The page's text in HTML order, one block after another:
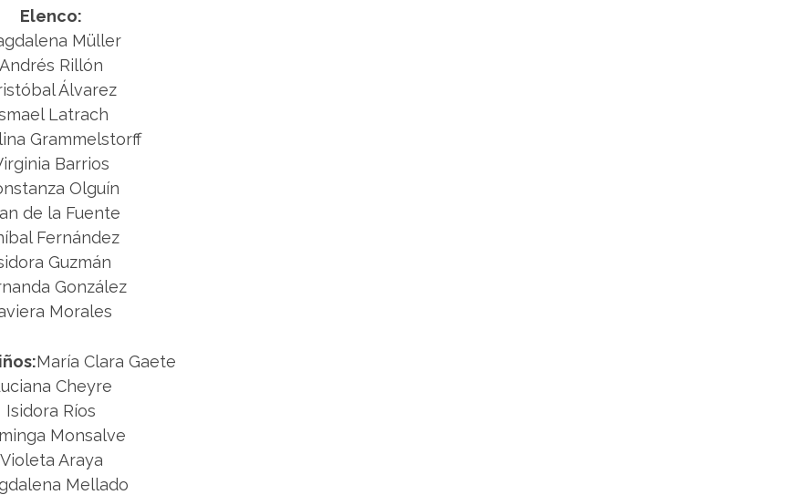
Elenco:
Müller
Andrés Rillón
Álvarez
Latrach
Grammelstorff
Barrios
Olguín
de la Fuente
Fernández
Guzmán
González
Morales
María Clara Gaete
Cheyre
Isidora Ríos
Monsalve
Violeta Araya
Mellado